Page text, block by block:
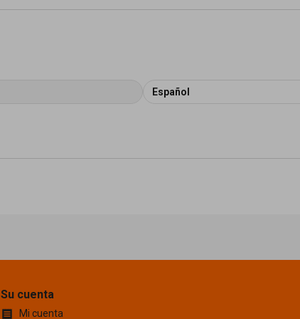
Español
Su cuenta
 Mi cuenta